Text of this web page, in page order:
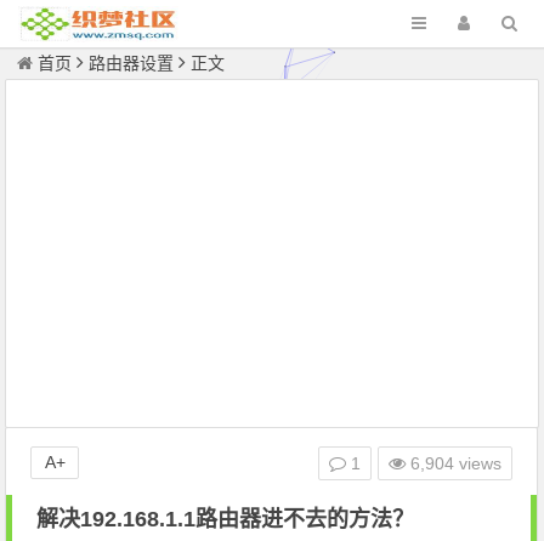
首页 路由器设置 正文
解决192.168.1.1路由器进不去的方法？
1 6,904 views
A+